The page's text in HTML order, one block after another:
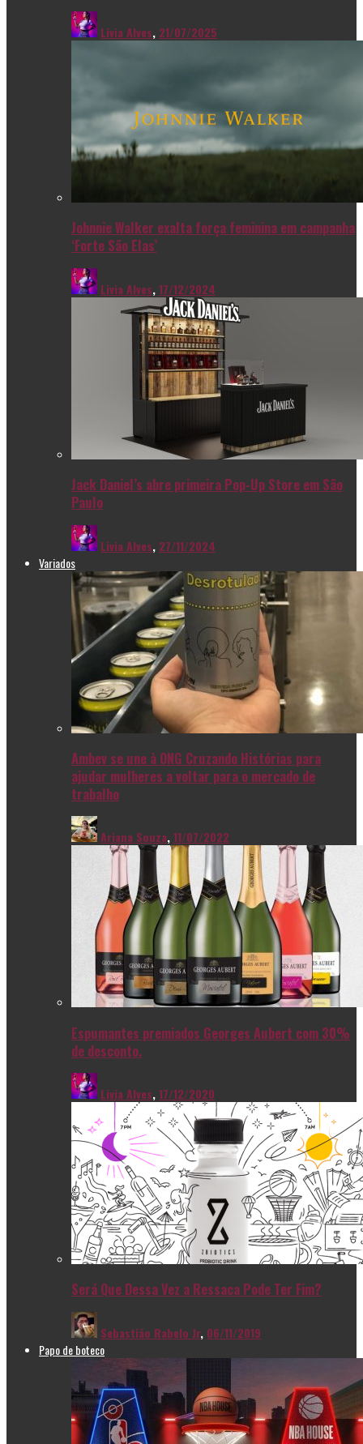
Livia Alves, 21/07/2025
Johnnie Walker exalta força feminina em campanha
‘Forte São Elas’
Livia Alves,17/12/2024
Jack Daniel’s abre primeira Pop-Up Store em São
Paulo
Livia Alves, 27/11/2024
Variados
Ambev se une à ONG Cruzando Histórias para
ajudar mulheres a voltar para o mercado de
trabalho
Ariana Souza,11/07/2022
Espumantes premiados Georges Aubert com 30%
de desconto.
Livia Alves,17/12/2020
Será Que Dessa Vez a Ressaca Pode Ter Fim?
Sebastião Rabelo Jr, 06/11/2019
Papo de boteco